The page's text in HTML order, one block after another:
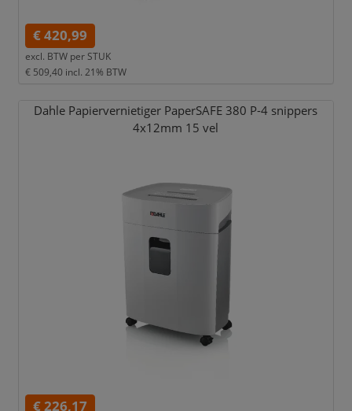
€ 420,99
excl. BTW per STUK
€ 509,40 incl. 21% BTW
Dahle Papiervernietiger PaperSAFE 380 P-4 snippers
4x12mm 15 vel
€ 226,17